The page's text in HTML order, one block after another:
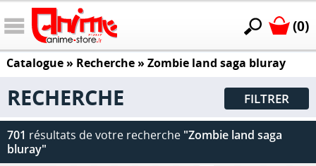
(0)
Catalogue» Recherche » Zombie land saga bluray
RECHERCHE FILTRER
701 résultats de votre recherche "Zombie land saga
bluray"